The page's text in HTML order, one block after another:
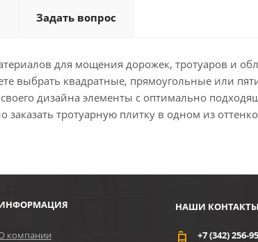
Задать вопрос
для мощения дорожек, тротуаров и
выбрать квадратные, прямоугольные или
дизайна элементы с оптимально
тротуарную плитку в одном из
компании
НАШИ КОНТАКТЫ
+7 (342) 256-